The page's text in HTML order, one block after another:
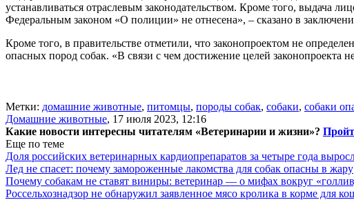
устанавливаться отраслевым законодательством. Кроме того, выдача
Федеральным законом «О полиции» не отнесена», – сказано в
Кроме того, в правительстве отметили, что законопроектом не
опасных пород собак. «В связи с чем достижение целей законопроекта
Метки: домашние животные, питомцы, породы собак, собаки, собаки
Домашние животные, 17 июля 2023, 12:16
Какие новости интересны читателям «Ветеринарии и жизни»?
Еще по теме
Доля российских ветеринарных кардиопрепаратов за четыре года
Лед не спасет: почему замороженные лакомства для собак опасны в жару
Почему собакам не ставят виниры: ветеринар — о мифах вокруг
Россельхознадзор не обнаружил заявленное мясо кролика в корме для